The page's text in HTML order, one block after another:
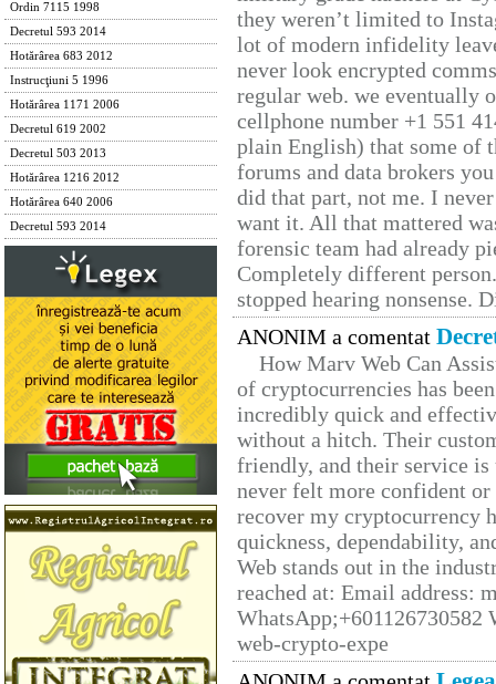
Ordin 7115 1998
Decretul 593 2014
Hotărârea 683 2012
Instrucţiuni 5 1996
Hotărârea 1171 2006
Decretul 619 2002
Decretul 503 2013
Hotărârea 1216 2012
Hotărârea 640 2006
Decretul 593 2014
they weren’t limited to
lot of modern infidelity
never look encrypted
regular web. we eventually
cellphone number +1 551
plain English) that some of
forums and data brokers
did that part, not me. I
want it. All that mattered
forensic team had already
Completely different
stopped hearing nonsense.
ANONIM a comentat
How Marv Web Can
of cryptocurrencies has
incredibly quick and
without a hitch. Their
friendly, and their service
never felt more confident
recover my cryptocurrency
quickness, dependability,
Web stands out in the
reached at: Email address:
web-crypto-expe